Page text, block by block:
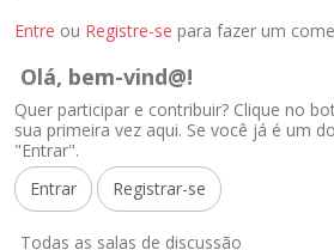
Entre ou Registre-se para fazer um
Olá, bem-vind@!
Quer participar e contribuir? Clique no
sua primeira vez aqui. Se você já é um
"Entrar".
Entrar
Registrar-se
LTodas as salas de discussão